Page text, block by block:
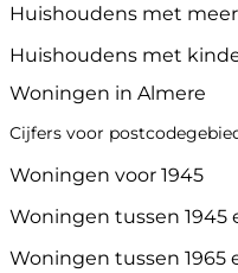
Huishoudens met
Huishoudens met
Woningen in Almere
Cijfers voor
Woningen voor 1945
Woningen tussen 1945
Woningen tussen 1965